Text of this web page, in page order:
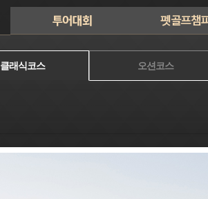
클래식코스 오션코스